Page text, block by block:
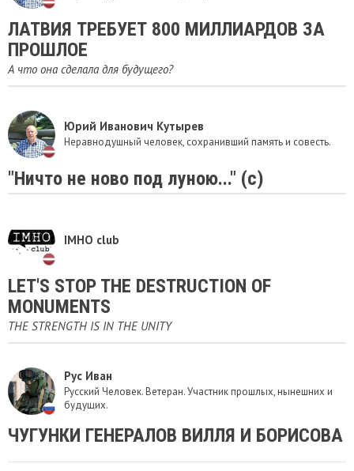
​ЛАТВИЯ ТРЕБУЕТ 800 МИЛЛИАРДОВ ЗА
ПРОШЛОЕ
А что она сделала для будущего?
Юрий Иванович Кутырев
Неравнодушный человек, сохранивший память и совесть.
"Ничто не ново под луною..." (с)
IMHO club
LET'S STOP THE DESTRUCTION OF
MONUMENTS
THE STRENGTH IS IN THE UNITY
Рус Иван
Русский Человек. Ветеран. Участник прошлых, нынешних и
будущих.
ЧУГУНКИ ГЕНЕРАЛОВ ВИЛЛЯ И БОРИСОВА